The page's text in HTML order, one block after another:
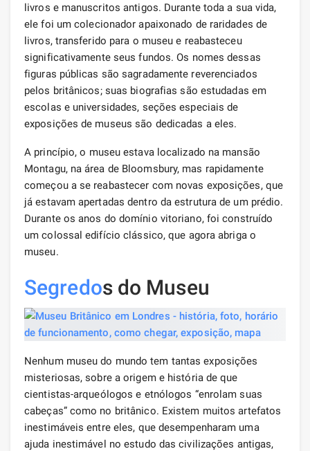
livros e manuscritos antigos. Durante toda a sua vida,
ele foi um colecionador apaixonado de raridades de
livros, transferido para o museu e reabasteceu
significativamente seus fundos. Os nomes dessas
figuras públicas são sagradamente reverenciados
pelos britânicos; suas biografias são estudadas em
escolas e universidades, seções especiais de
exposições de museus são dedicadas a eles.
A princípio, o museu estava localizado na mansão
Montagu, na área de Bloomsbury, mas rapidamente
começou a se reabastecer com novas exposições, que
já estavam apertadas dentro da estrutura de um prédio.
Durante os anos do domínio vitoriano, foi construído
um colossal edifício clássico, que agora abriga o
museu.
Segredos do Museu
Nenhum museu do mundo tem tantas exposições
misteriosas, sobre a origem e história de que
cientistas-arqueólogos e etnólogos “enrolam suas
cabeças” como no britânico. Existem muitos artefatos
inestimáveis ​​entre eles, que desempenharam uma
ajuda inestimável no estudo das civilizações antigas,